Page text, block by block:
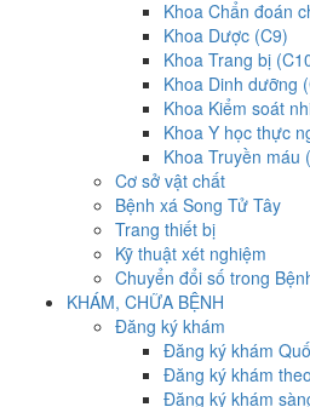
Khoa Chẩn đoán
Khoa Dược (C9)
Khoa Trang bị
Khoa Dinh dưỡng
Khoa Kiểm soát
Khoa Y học thực
Khoa Truyền máu
Cơ sở vật chất
Bệnh xá Song Tử Tây
Trang thiết bị
Kỹ thuật xét nghiệm
Chuyển đổi số trong
KHÁM, CHỮA BỆNH
Đăng ký khám
Đăng ký khám
Đăng ký khám
Đăng ký khám